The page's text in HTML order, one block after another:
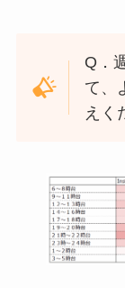
Q．
て、
えく